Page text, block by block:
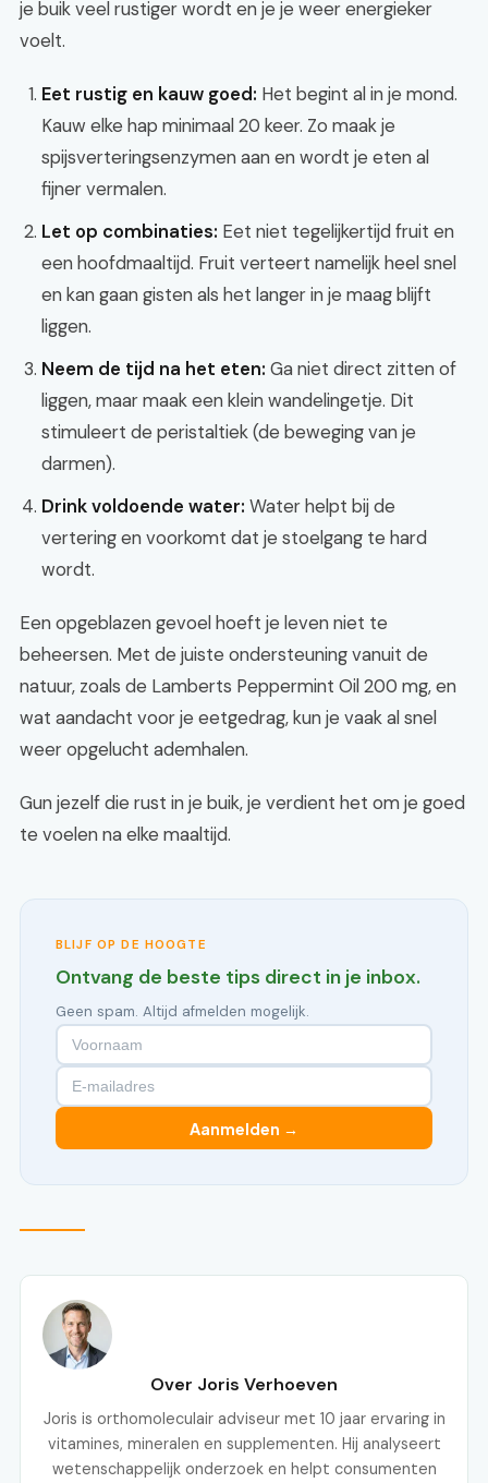
je buik veel rustiger wordt en je je weer energieker
voelt.
Eet rustig en kauw goed: Het begint al in je mond.
Kauw elke hap minimaal 20 keer. Zo maak je
spijsverteringsenzymen aan en wordt je eten al
fijner vermalen.
Let op combinaties: Eet niet tegelijkertijd fruit en
een hoofdmaaltijd. Fruit verteert namelijk heel snel
en kan gaan gisten als het langer in je maag blijft
liggen.
Neem de tijd na het eten: Ga niet direct zitten of
liggen, maar maak een klein wandelingetje. Dit
stimuleert de peristaltiek (de beweging van je
darmen).
Drink voldoende water: Water helpt bij de
vertering en voorkomt dat je stoelgang te hard
wordt.
Een opgeblazen gevoel hoeft je leven niet te
beheersen. Met de juiste ondersteuning vanuit de
natuur, zoals de Lamberts Peppermint Oil 200 mg, en
wat aandacht voor je eetgedrag, kun je vaak al snel
weer opgelucht ademhalen.
Gun jezelf die rust in je buik, je verdient het om je goed
te voelen na elke maaltijd.
BLIJF OP DE HOOGTE
Ontvang de beste tips direct in je inbox.
Geen spam. Altijd afmelden mogelijk.
Aanmelden →
Over Joris Verhoeven
Joris is orthomoleculair adviseur met 10 jaar ervaring in
vitamines, mineralen en supplementen. Hij analyseert
wetenschappelijk onderzoek en helpt consumenten